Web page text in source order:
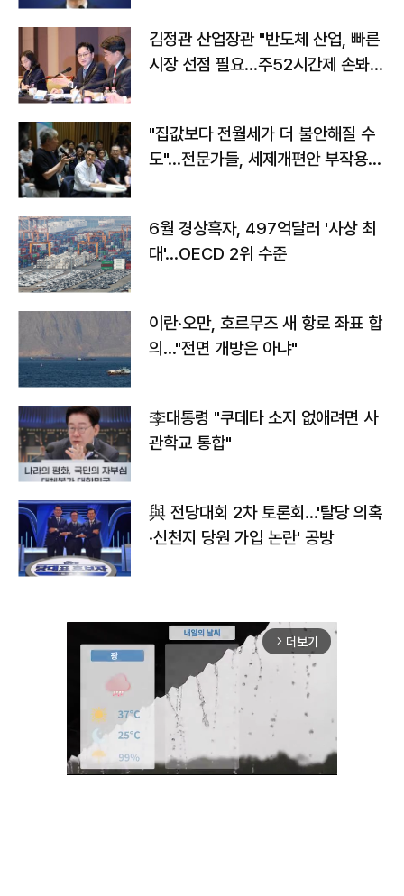
김정관 산업장관 "반도체 산업, 빠른
시장 선점 필요…주52시간제 손봐
"집값보다 전월세가 더 불안해질 수
도"…전문가들, 세제개편안 부작용
6월 경상흑자, 497억달러 '사상 최
대'…OECD 2위 수준
이란·오만, 호르무즈 새 항로 좌표 합
의…"전면 개방은 아냐"
李대통령 "쿠데타 소지 없애려면 사
관학교 통합"
與 전당대회 2차 토론회…'탈당 의혹
·신천지 당원 가입 논란' 공방
arrow_forward_ios 더보기